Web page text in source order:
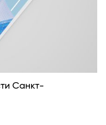
Санкт-